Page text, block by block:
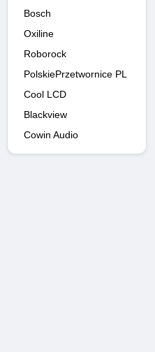
Bosch
Oxiline
Roborock
PolskiePrzetwornice PL
Cool LCD
Blackview
Cowin Audio